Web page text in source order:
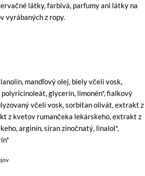
látky, farbivá, parfumy ani látky na
vyrábaných z ropy.
mandľový olej, biely včelí vosk,
glycerín, limonén*, fialkový
včelí vosk, sorbitan olivát, extrakt z
z kvetov rumančeka lekárskeho, extrakt z
arginín, síran zinočnatý, linalol*,